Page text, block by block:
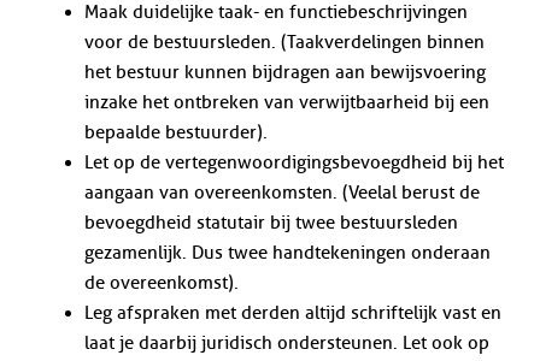
Maak duidelijke taak- en functiebeschrijvingen
voor de bestuursleden. (Taakverdelingen binnen
het bestuur kunnen bijdragen aan bewijsvoering
inzake het ontbreken van verwijtbaarheid bij een
bepaalde bestuurder).
Let op de vertegenwoordigingsbevoegdheid bij het
aangaan van overeenkomsten. (Veelal berust de
bevoegdheid statutair bij twee bestuursleden
gezamenlijk. Dus twee handtekeningen onderaan
de overeenkomst).
Leg afspraken met derden altijd schriftelijk vast en
laat je daarbij juridisch ondersteunen. Let ook op